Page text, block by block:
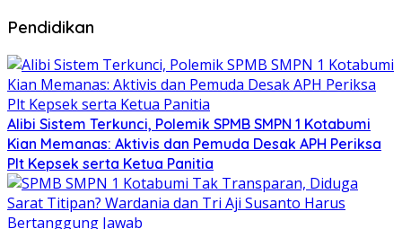
Pendidikan
Alibi Sistem Terkunci, Polemik SPMB SMPN 1 Kotabumi
Kian Memanas: Aktivis dan Pemuda Desak APH Periksa
Plt Kepsek serta Ketua Panitia